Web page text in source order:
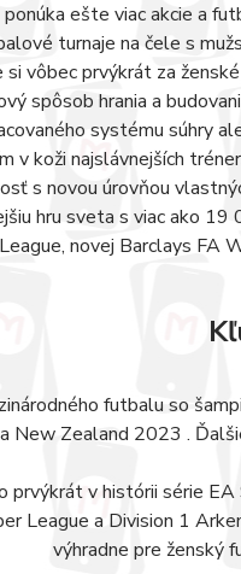
ešte viac akcie a
turnaje na čele s
si vôbec prvýkrát za
spôsob hrania a
systému súhry
v koži najslávnejších
s novou úrovňou
hru sveta s viac ako
novej Barclays FA
futbalu so
a New Zealand 2023 .
prvýkrát v histórii série
League a Division 1
výhradne pre ženský